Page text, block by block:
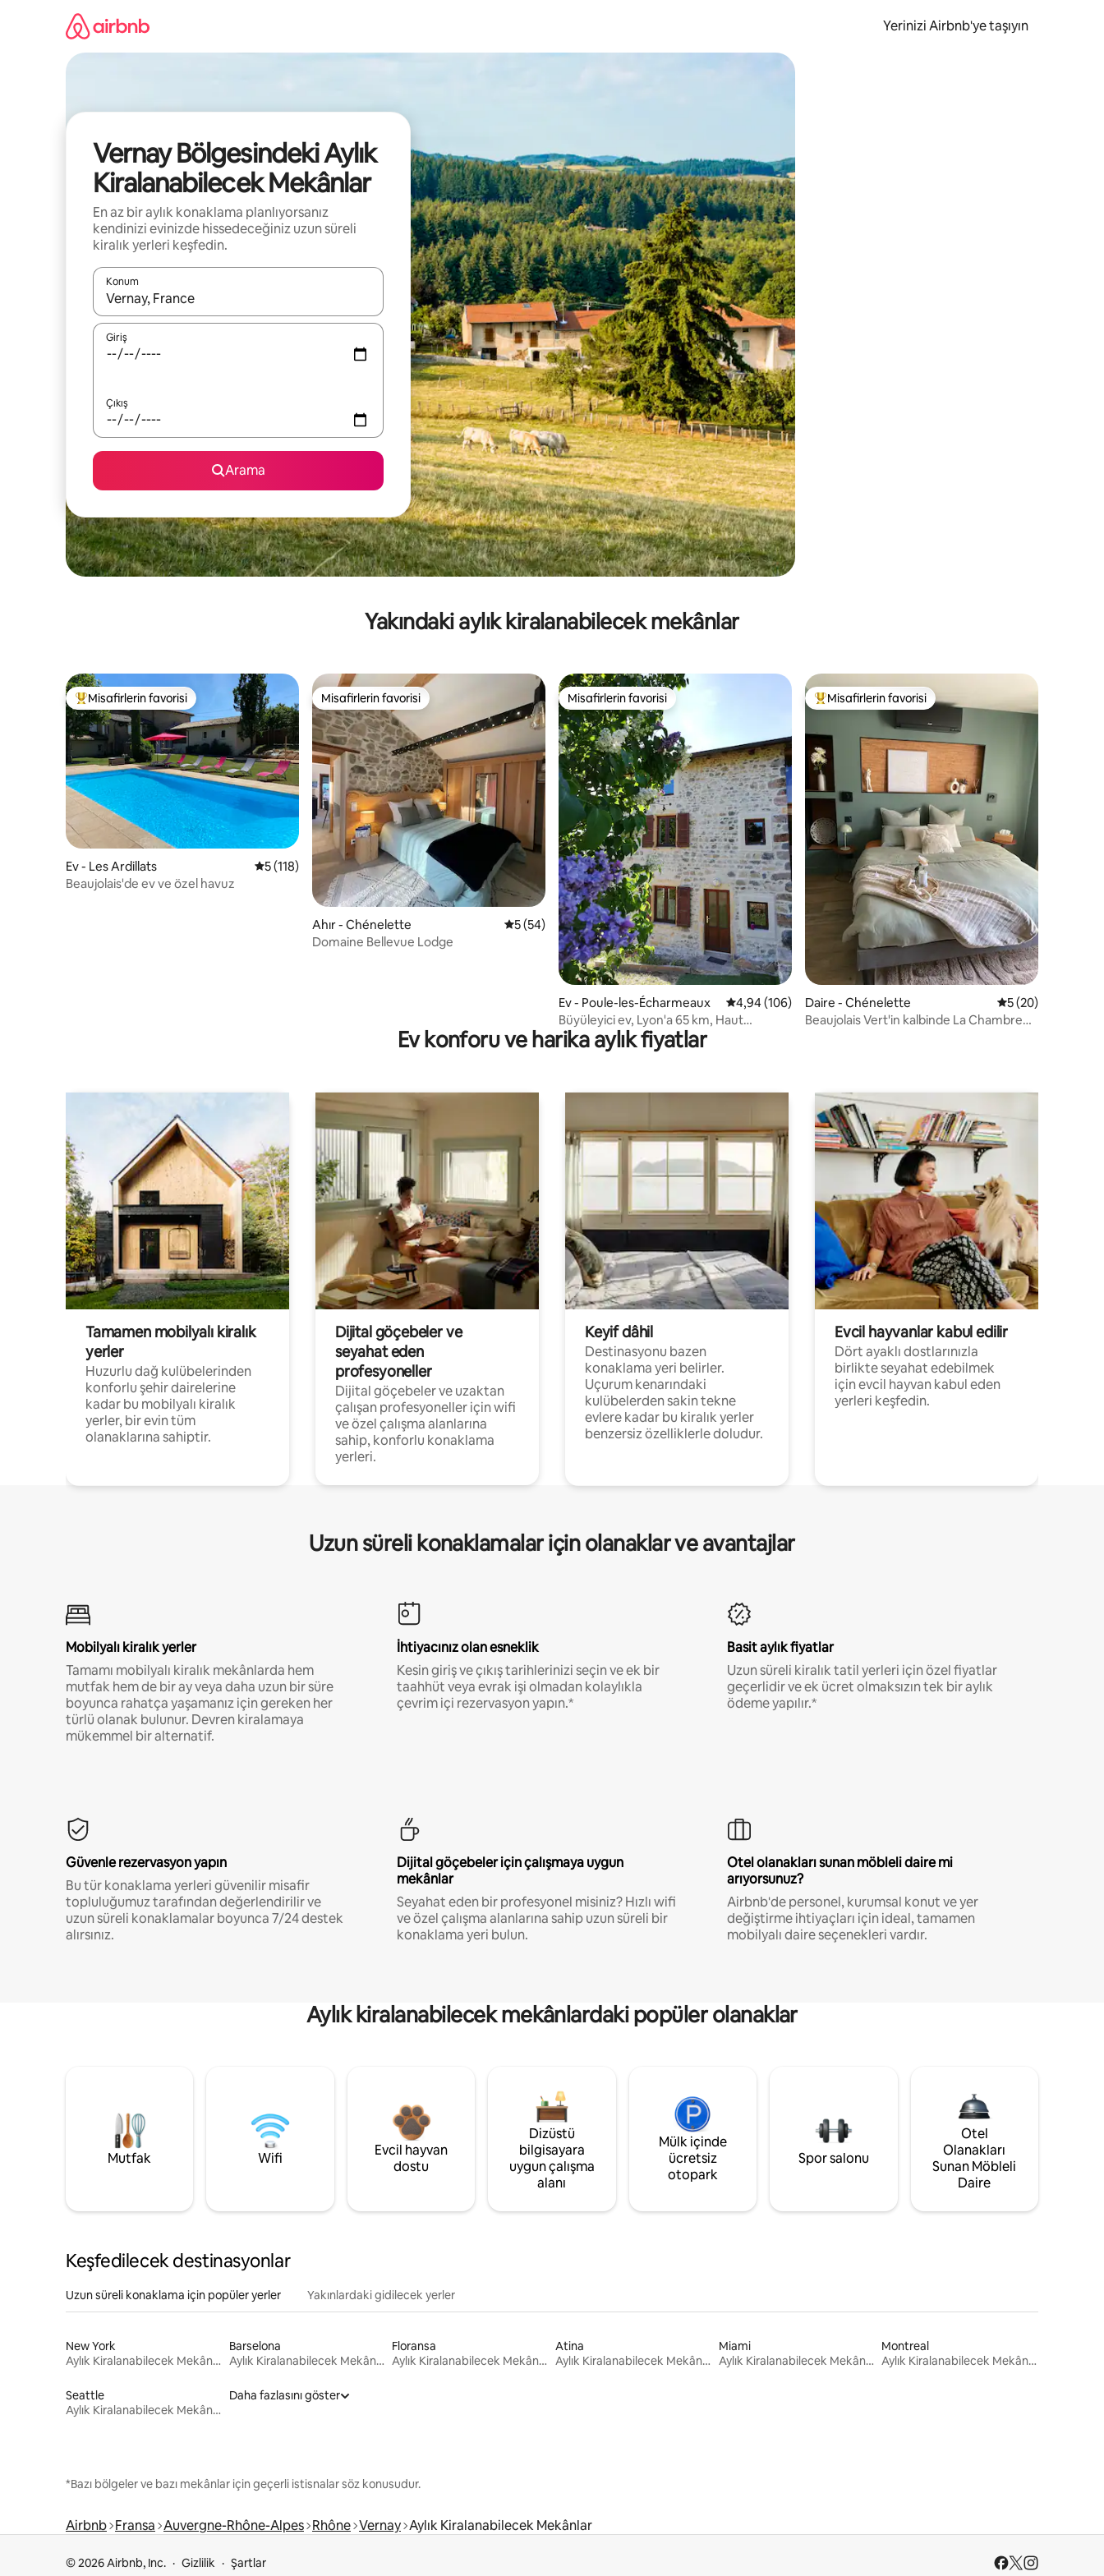
Yerinizi Airbnb'ye taşıyın
Vernay Bölgesindeki Aylık
Kiralanabilecek Mekânlar
En az bir aylık konaklama planlıyorsanız
kendinizi evinizde hissedeceğiniz uzun süreli
kiralık yerleri keşfedin.
Konum
Sonuçlar kullanılabilir olduğunda yukarı ve aşağı oklarıyla gezinin veya dokunarak ya da kaydırma hareketleriyle keşfedin.
Giriş
Çıkış
Arama
Yakındaki aylık kiralanabilecek mekânlar
Misafirlerin favorilerinden en beğenilenler arasında
Misafirlerin favorisi
Ev - Les Ardillats 5 üzerinden ortalama 5 puan, 118 değerlendirme
5 (118)
Beaujolais'de ev ve özel havuz
Misafirlerin favorisi
Misafirlerin favorisi
Ahır - Chénelette 5 üzerinden ortalama 5 puan, 54 değerlendirme
5 (54)
Domaine Bellevue Lodge
Misafirlerin favorisi
Misafirlerin favorisi
Ev - Poule-les-Écharmeaux 5 üzerinden ortalama 4,94 puan, 106 değerlendirme
4,94 (106)
Büyüleyici ev, Lyon'a 65 km, Haut
Beaujolais.
Misafirlerin favorilerinden en beğenilenler arasında
Misafirlerin favorisi
Daire - Chénelette 5 üzerinden
5 (20)
Beaujolais Vert'in kalbinde La Chambre
Ev konforu ve harika aylık fiyatlar
Tamamen mobilyalı kiralık
yerler
Huzurlu dağ kulübelerinden
konforlu şehir dairelerine
kadar bu mobilyalı kiralık
yerler, bir evin tüm
olanaklarına sahiptir.
Dijital göçebeler ve
seyahat eden
profesyoneller
Dijital göçebeler ve uzaktan
çalışan profesyoneller için wifi
ve özel çalışma alanlarına
sahip, konforlu konaklama
yerleri.
Keyif dâhil
Destinasyonu bazen
konaklama yeri belirler.
Uçurum kenarındaki
kulübelerden sakin tekne
evlere kadar bu kiralık yerler
benzersiz özelliklerle doludur.
Evcil hayvanlar kabul edilir
Dört ayaklı dostlarınızla
birlikte seyahat edebilmek
için evcil hayvan kabul eden
yerleri keşfedin.
Uzun süreli konaklamalar için olanaklar ve avantajlar
Mobilyalı kiralık yerler
Tamamı mobilyalı kiralık mekânlarda hem
mutfak hem de bir ay veya daha uzun bir süre
boyunca rahatça yaşamanız için gereken her
türlü olanak bulunur. Devren kiralamaya
mükemmel bir alternatif.
İhtiyacınız olan esneklik
Kesin giriş ve çıkış tarihlerinizi seçin ve ek bir
taahhüt veya evrak işi olmadan kolaylıkla
çevrim içi rezervasyon yapın.*
Basit aylık fiyatlar
Uzun süreli kiralık tatil yerleri için özel fiyatlar
geçerlidir ve ek ücret olmaksızın tek bir aylık
ödeme yapılır.*
Güvenle rezervasyon yapın
Bu tür konaklama yerleri güvenilir misafir
topluluğumuz tarafından değerlendirilir ve
uzun süreli konaklamalar boyunca 7/24 destek
alırsınız.
Dijital göçebeler için çalışmaya uygun
mekânlar
Seyahat eden bir profesyonel misiniz? Hızlı wifi
ve özel çalışma alanlarına sahip uzun süreli bir
konaklama yeri bulun.
Otel olanakları sunan möbleli daire mi
arıyorsunuz?
Airbnb'de personel, kurumsal konut ve yer
değiştirme ihtiyaçları için ideal, tamamen
mobilyalı daire seçenekleri vardır.
Aylık kiralanabilecek mekânlardaki popüler olanaklar
Mutfak Wifi
Evcil hayvan
dostu
Dizüstü
bilgisayara
uygun çalışma
alanı
Mülk içinde
ücretsiz
otopark
Spor salonu
Otel
Olanakları
Sunan Möbleli
Daire
Keşfedilecek destinasyonlar
Uzun süreli konaklama için popüler yerler Yakınlardaki gidilecek yerler
New York
Aylık Kiralanabilecek Mekânlar
Barselona
Aylık Kiralanabilecek Mekânlar
Floransa
Aylık Kiralanabilecek Mekânlar
Atina
Aylık Kiralanabilecek Mekânlar
Miami
Aylık Kiralanabilecek Mekânlar
Montreal
Aylık Kiralanabilecek Mekânlar
Seattle
Aylık Kiralanabilecek Mekânlar
Daha fazlasını göster
*Bazı bölgeler ve bazı mekânlar için geçerli istisnalar söz konusudur.
Airbnb Fransa Auvergne-Rhône-Alpes Rhône Vernay Aylık Kiralanabilecek Mekânlar
© 2026 Airbnb, Inc. Gizlilik Şartlar